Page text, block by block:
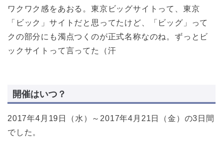
ワクワク感をあおる。東京ビッグサイトって、東京
「ビック」サイトだと思ってたけど、「ビッグ」って
クの部分にも濁点つくのが正式名称なのね。ずっとビ
ックサイトって言ってた（汗
開催はいつ？
2017年4月19日（水）～2017年4月21日（金）の3日間
でした。